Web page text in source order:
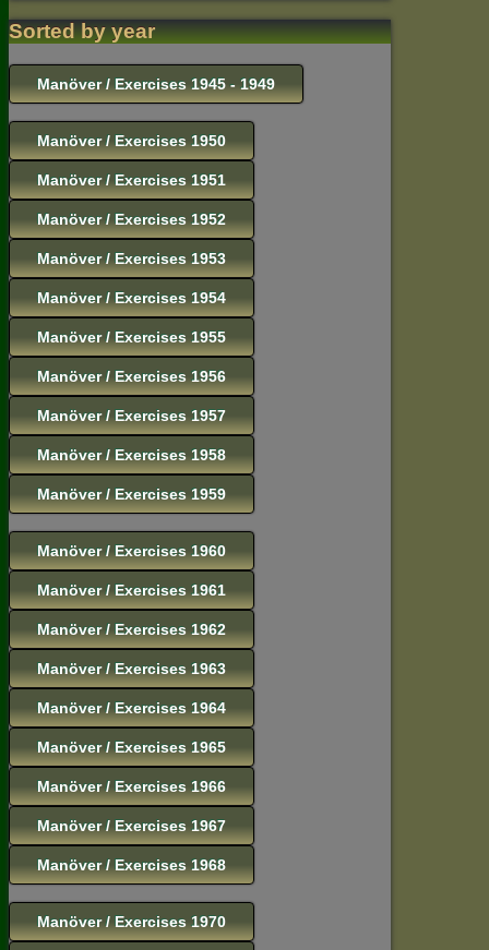
Sorted by year
Manöver / Exercises 1945 - 1949
Manöver / Exercises 1950
Manöver / Exercises 1951
Manöver / Exercises 1952
Manöver / Exercises 1953
Manöver / Exercises 1954
Manöver / Exercises 1955
Manöver / Exercises 1956
Manöver / Exercises 1957
Manöver / Exercises 1958
Manöver / Exercises 1959
Manöver / Exercises 1960
Manöver / Exercises 1961
Manöver / Exercises 1962
Manöver / Exercises 1963
Manöver / Exercises 1964
Manöver / Exercises 1965
Manöver / Exercises 1966
Manöver / Exercises 1967
Manöver / Exercises 1968
Manöver / Exercises 1970